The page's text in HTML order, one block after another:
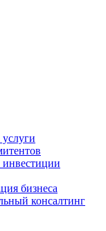
бизнеса
консалтинг